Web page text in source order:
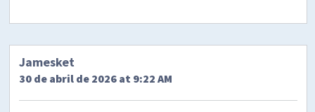
Jamesket
30 de abril de 2026 at 9:22 AM